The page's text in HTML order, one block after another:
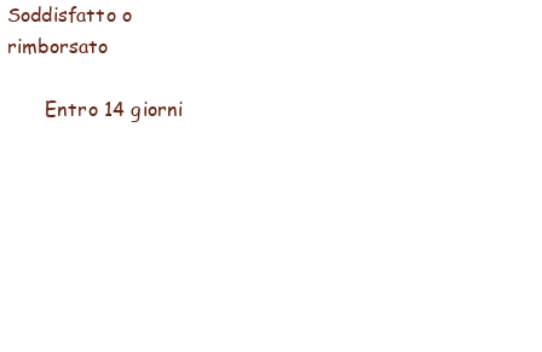
Soddisfatto o
rimborsato
Entro 14 giorni